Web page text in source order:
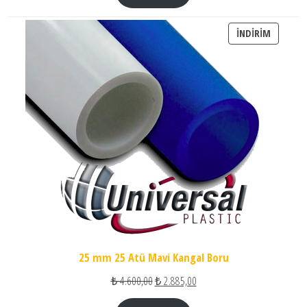
İNDIRIM
25 mm 25 Atü Mavi Kangal Boru
₺4.600,00Orijinal fiyat: ₺ 4.600,00.
₺2.885,00Şu andaki fiyat: ₺ 2.885,00.